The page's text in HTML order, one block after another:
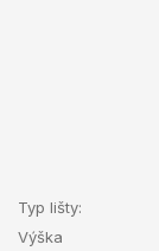
Typ lišty:
Výška